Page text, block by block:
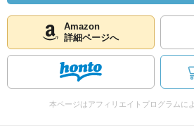
Amazon
詳細ページへ
本ページはアフィリエイトプログラムに